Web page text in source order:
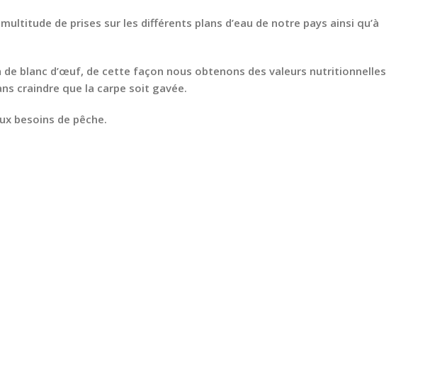
de prises sur les différents plans d’eau de notre pays ainsi qu’à
blanc d’œuf, de cette façon nous obtenons des valeurs nutritionnelles
craindre que la carpe soit gavée.
besoins de pêche.